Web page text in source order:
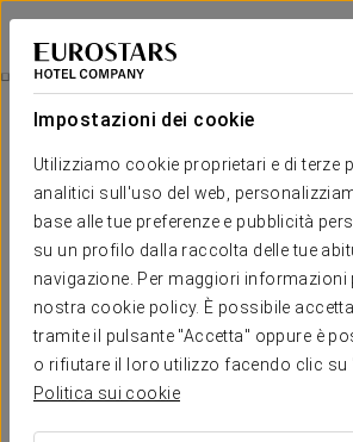
Impostazioni dei cookie
Utilizziamo cookie proprietari e di terze
analitici sull'uso del web,
base alle tue preferenze e pubblicità
su un profilo dalla raccolta delle tue
navigazione. Per maggiori informazioni
nostra cookie policy. È possibile
tramite il pulsante "Accetta" oppure è
o rifiutare il loro utilizzo facendo clic su
Politica sui cookie
Eurostars Wall Street
NUEVA YORK
15% Di Sconto Sul Tuo Prossimo Soggiorno
15% di sconto sul tuo
soggiorno